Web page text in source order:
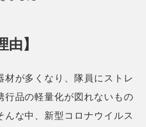
】
が多くなり、隊員にストレ
行品の軽量化が図れないもの
な中、新型コロナウイルス